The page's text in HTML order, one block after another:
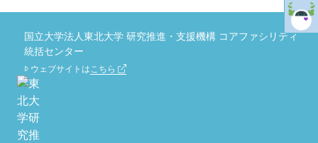
国立大学法人東北大学 研究推進・支援機構 コアファシリティ
統括センター
ウェブサイトはこちら